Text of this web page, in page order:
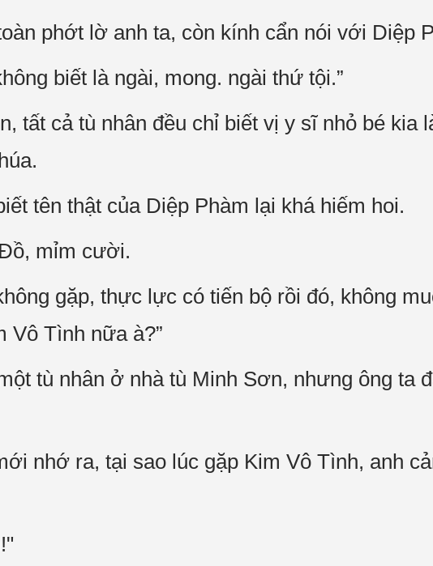
phớt lờ anh ta, còn kính cẩn nói với Diệp
biết là ngài, mong. ngài thứ tội.”
tất cả tù nhân đều chỉ biết vị y sĩ nhỏ bé kia
tên thật của Diệp Phàm lại khá hiếm hoi.
mỉm cười.
gặp, thực lực có tiến bộ rồi đó, không
Vô Tình nữa à?”
tù nhân ở nhà tù Minh Sơn, nhưng ông ta
nhớ ra, tại sao lúc gặp Kim Vô Tình, anh